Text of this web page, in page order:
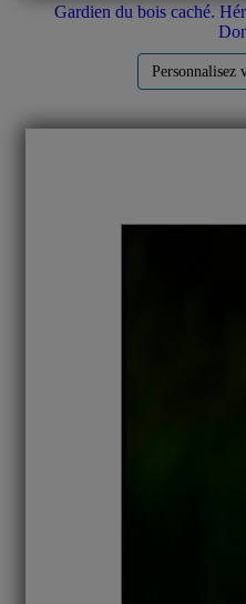
Gardien du bois caché.
Personnalisez